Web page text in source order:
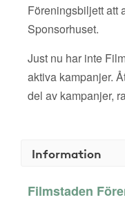
Föreningsbiljett att
Sponsorhuset.
Just nu har inte
aktiva kampanjer.
del av kampanjer,
Information
Filmstaden